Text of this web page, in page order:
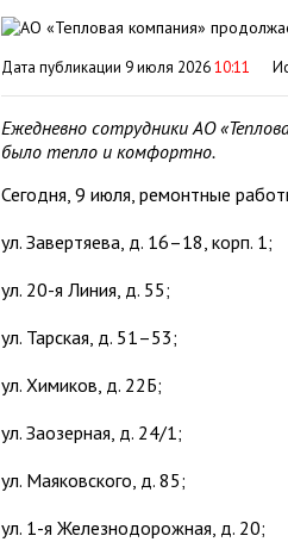
Дата публикации 9 июля 202610:11
Ежедневно сотрудники АО
было тепло и комфортно.
Сегодня, 9 июля, ремонтные
ул. Завертяева, д. 16–18, корп. 1;
ул. 20-я Линия, д. 55;
ул. Тарская, д. 51–53;
ул. Химиков, д. 22Б;
ул. Заозерная, д. 24/1;
ул. Маяковского, д. 85;
ул. 1-я Железнодорожная, д. 20;